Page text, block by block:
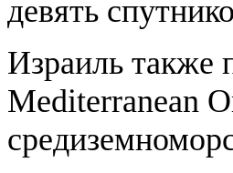
девять
Израиль также
Mediterranean